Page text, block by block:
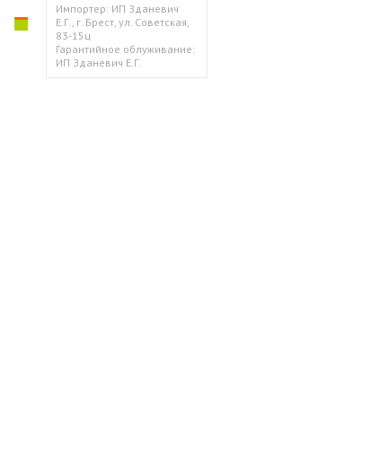
Импортер: ИП Зданевич
Е.Г., г. Брест, ул. Советская,
83-15ц
Гарантийное облуживание:
ИП Зданевич Е.Г.